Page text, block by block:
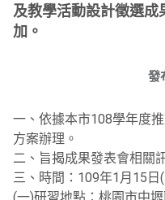
及教學活動設計徵選
加。
發
一、依據本市108學年度
方案辦理。
二、旨揭成果發表會相關
三、時間：109年1月15日